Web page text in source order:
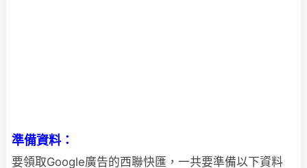
準備資料：
要領取Google廣告的西聯快匯，一共要準備以下資料